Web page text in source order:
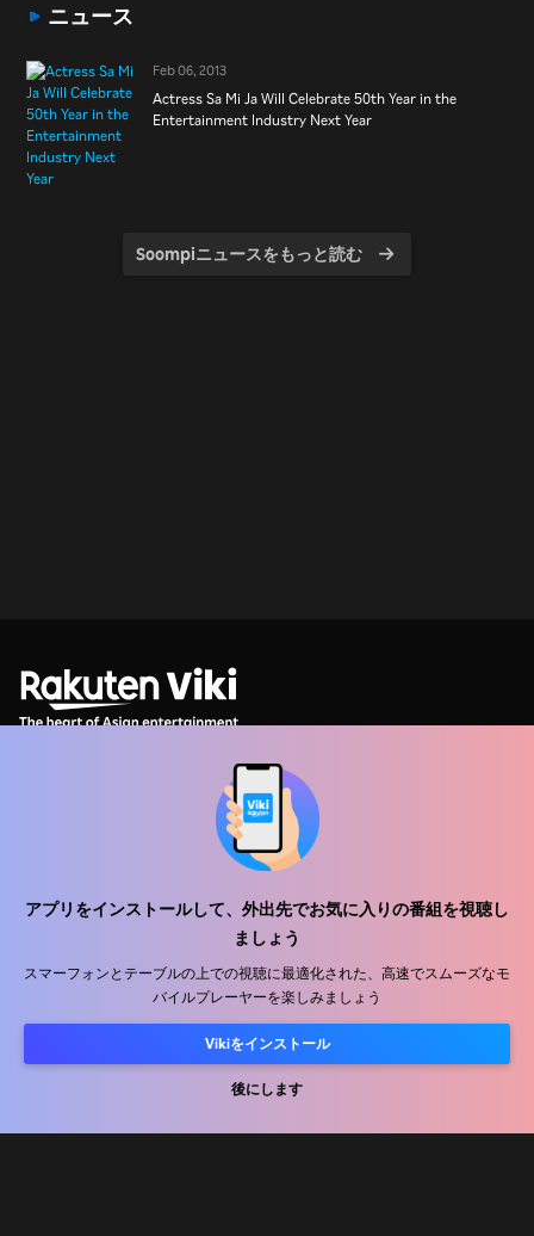
アプリをインストールして、外出先でお気に入りの番組を視聴し
ましょう
スマーフォンとテーブルの上での視聴に最適化された、高速でスムーズなモ
バイルプレーヤーを楽しみましょう
Vikiをインストール
後にします
ニュース
Feb 06, 2013
Actress Sa Mi Ja Will Celebrate 50th Year in the
Entertainment Industry Next Year
Soompiニュースをもっと読む
広告主
プレス向け情報